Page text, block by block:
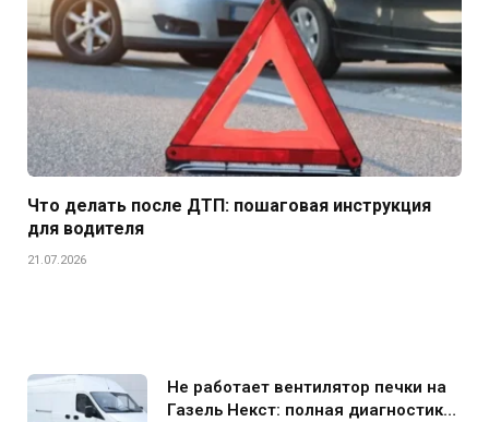
Что делать после ДТП: пошаговая инструкция
для водителя
21.07.2026
Не работает вентилятор печки на
Газель Некст: полная диагностика